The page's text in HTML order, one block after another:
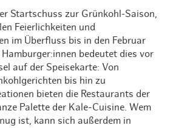
Startschuss zur Grünkohl-Saison,
Feierlichkeiten und
im Überfluss bis in den Februar
bedeutet dies vor
auf der Speisekarte: Von
bis hin zu
bieten die Restaurants der
Palette der Kale-Cuisine. Wem
ist, kann sich außerdem in